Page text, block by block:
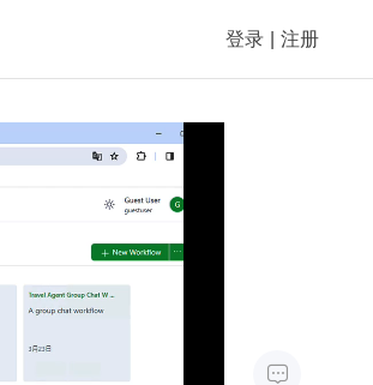
登录 注册
